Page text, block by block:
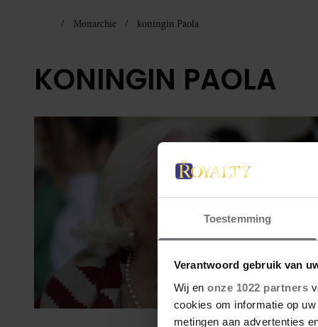
Toestemming
Verantwoord gebruik van
Wij en onze 1022 partners
cookies om informatie op
metingen aan advertenties
Monarchie koningin Paola
KONINGIN PAOLA